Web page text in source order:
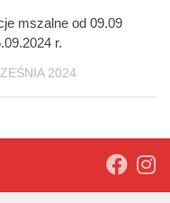
mszalne od 09.09
r.
2024